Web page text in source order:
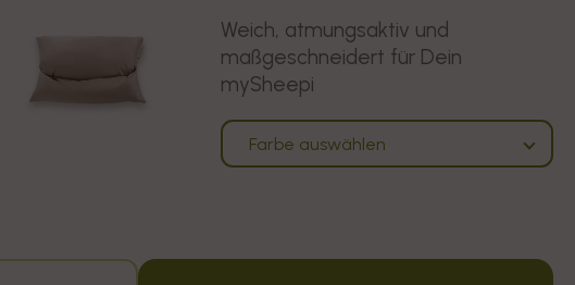
Weich, atmungsaktiv und
maßgeschneidert für Dein
mySheepi
Farbe auswählen